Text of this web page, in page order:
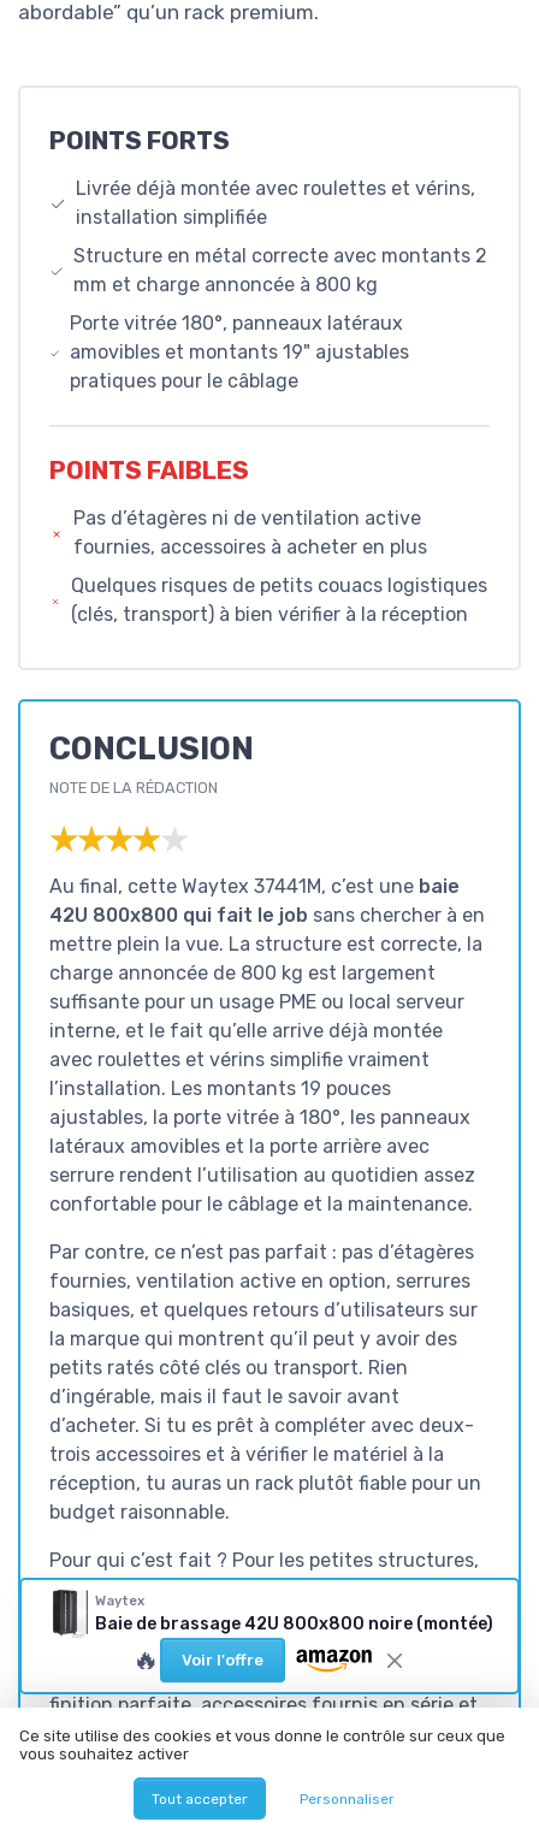
abordable” qu’un rack premium.
POINTS FORTS
Livrée déjà montée avec roulettes et vérins,
installation simplifiée
Structure en métal correcte avec montants 2
mm et charge annoncée à 800 kg
Porte vitrée 180°, panneaux latéraux
amovibles et montants 19" ajustables
pratiques pour le câblage
POINTS FAIBLES
Pas d’étagères ni de ventilation active
fournies, accessoires à acheter en plus
Quelques risques de petits couacs logistiques
(clés, transport) à bien vérifier à la réception
CONCLUSION
NOTE DE LA RÉDACTION
★★★★★
★★★★★
Au final, cette Waytex 37441M, c’est une baie
42U 800x800 qui fait le job sans chercher à en
mettre plein la vue. La structure est correcte, la
charge annoncée de 800 kg est largement
suffisante pour un usage PME ou local serveur
interne, et le fait qu’elle arrive déjà montée
avec roulettes et vérins simplifie vraiment
l’installation. Les montants 19 pouces
ajustables, la porte vitrée à 180°, les panneaux
latéraux amovibles et la porte arrière avec
serrure rendent l’utilisation au quotidien assez
confortable pour le câblage et la maintenance.
Par contre, ce n’est pas parfait : pas d’étagères
fournies, ventilation active en option, serrures
basiques, et quelques retours d’utilisateurs sur
la marque qui montrent qu’il peut y avoir des
petits ratés côté clés ou transport. Rien
d’ingérable, mais il faut le savoir avant
d’acheter. Si tu es prêt à compléter avec deux-
trois accessoires et à vérifier le matériel à la
réception, tu auras un rack plutôt fiable pour un
budget raisonnable.
Pour qui c’est fait ? Pour les petites structures,
les intégrateurs "light" ou les particuliers un peu
équipés qui veulent une grande baie sérieuse
sans se ruiner. Qui devrait passer son chemin ?
Ceux qui veulent du très haut de gamme avec
finition parfaite, accessoires fournis en série et
support ultra carré. Dans sa catégorie, c’est un
choix cohérent et pragmatique, ni plus ni moins.
Waytex
Baie de brassage 42U 800x800 noire (montée)
🔥 Voir l'offre
Ce site utilise des cookies et vous donne le contrôle sur ceux que
vous souhaitez activer
Tout accepter Personnaliser